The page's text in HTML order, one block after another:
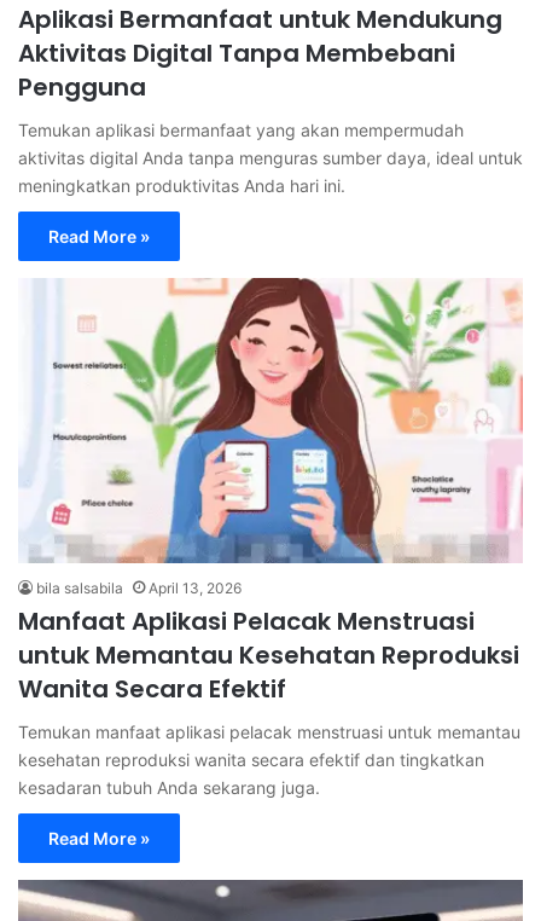
Aplikasi Bermanfaat untuk Mendukung
Aktivitas Digital Tanpa Membebani
Pengguna
Temukan aplikasi bermanfaat yang akan mempermudah
aktivitas digital Anda tanpa menguras sumber daya, ideal untuk
meningkatkan produktivitas Anda hari ini.
Read More »
bila salsabila April 13, 2026
Manfaat Aplikasi Pelacak Menstruasi
untuk Memantau Kesehatan Reproduksi
Wanita Secara Efektif
Temukan manfaat aplikasi pelacak menstruasi untuk memantau
kesehatan reproduksi wanita secara efektif dan tingkatkan
kesadaran tubuh Anda sekarang juga.
Read More »